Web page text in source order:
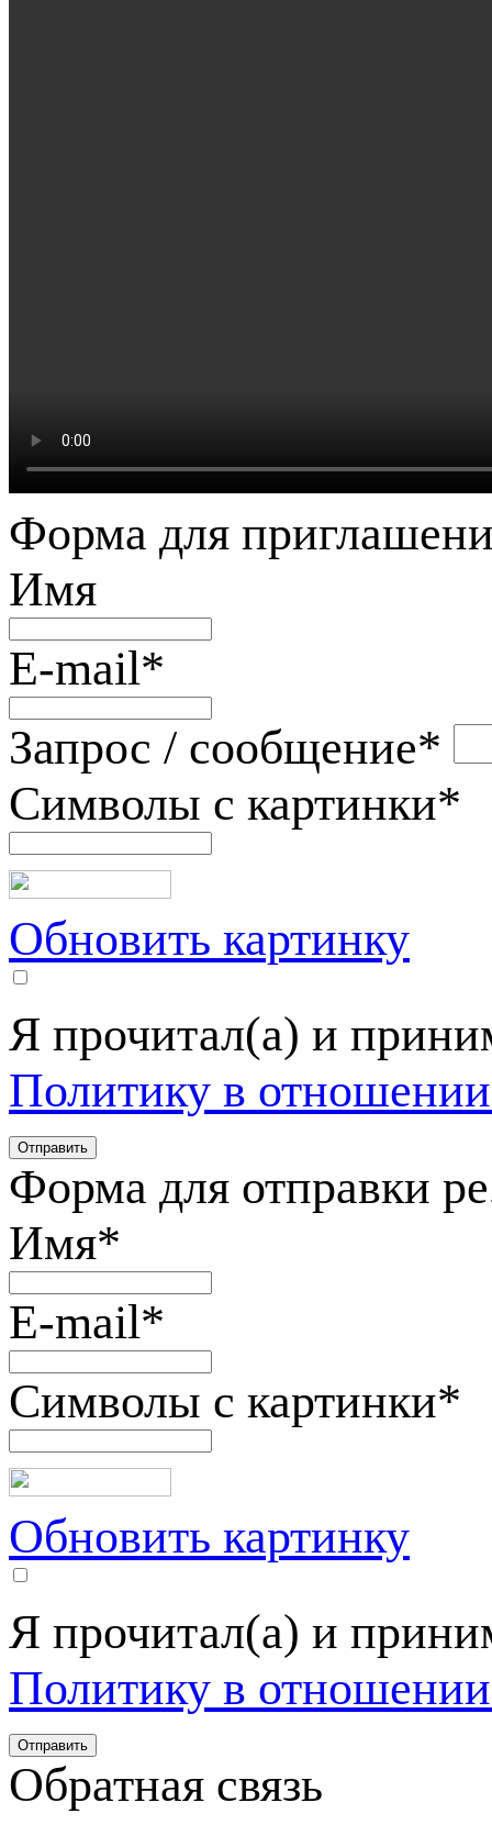
Форма для
Имя
E-mail*
Запрос / сообщение*
Символы с картинки*
Обновить картинку
Я прочитал(а) и
Политику в
Форма для отправки
Имя*
E-mail*
Символы с картинки*
Обновить картинку
Я прочитал(а) и
Политику в
Обратная связь